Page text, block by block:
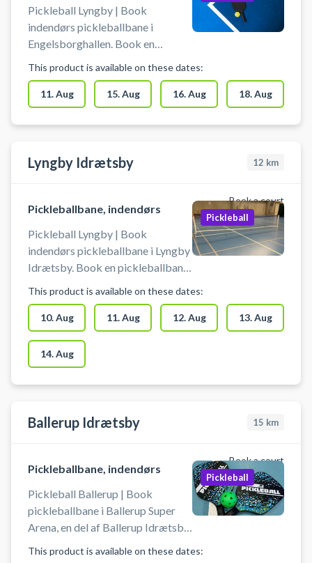
Pickleball Lyngby | Book
indendørs pickleballbane i
Engelsborghallen. Book en
Engelsborghallen Det er muligt at
låne bat og bolde på stedet. Du
skal selv tage net op og ned. Der
skal benyttes indendørssko, som
mulighed for bad og omklædning.
This product is available on these dates:
11. Aug 15. Aug 16. Aug 18. Aug
Lyngby Idrætsby 12 km
Book a court
Pickleballbane, indendørs
Pickleball Lyngby | Book
indendørs pickleballbane i Lyngby
Idrætsby. Book en pickleballbane
Idrætsbyens Det er muligt at låne
bat og bolde på stedet. Du skal
selv tage net op og ned. Der skal
benyttes indendørssko, som ikke
sætter mærker. Der er mulighed
for bad og omklædning.
Pickleball
This product is available on these dates:
10. Aug 11. Aug 12. Aug 13. Aug
14. Aug
Ballerup Idrætsby 15 km
Book a court
Pickleballbane, indendørs
Pickleball Ballerup | Book
pickleballbane i Ballerup Super
Arena, en del af Ballerup Idrætsby.
Pickleball
This product is available on these dates: